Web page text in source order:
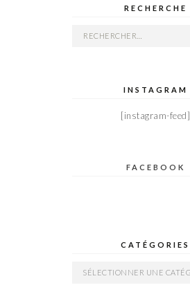
RECHERCHE
Rechercher :
INSTAGRAM
[instagram-feed]
FACEBOOK
CATÉGORIES
Catégories